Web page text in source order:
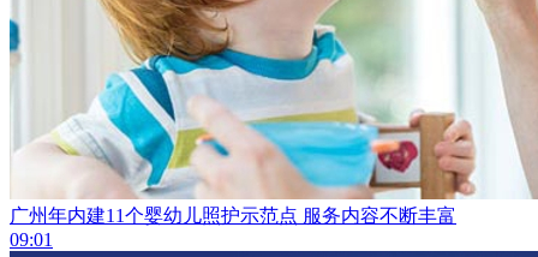
广州年内建11个婴幼儿照护示范点 服务内容不断丰富
09:01